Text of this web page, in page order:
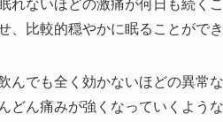
れないほどの激痛が何日も続く
、比較的穏やかに眠ることができ
んでも全く効かないほどの異常
どん痛みが強くなっていくよう